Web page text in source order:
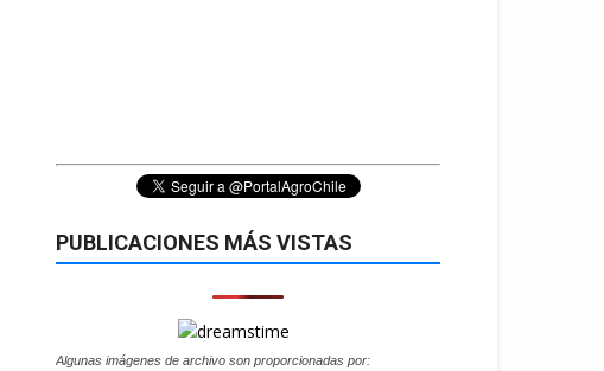
PUBLICACIONES MÁS VISTAS
Algunas imágenes de archivo son proporcionadas por: